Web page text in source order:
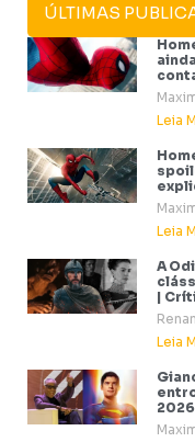
ÚLTIMAS
Leia
Leia
A
|
Leia
2026